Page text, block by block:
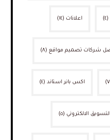
(٤) اعلانات (١٤)
شركات تصميم مواقع (٨)
اكس بانر استاند (٤)
التسويق الالكتروني (٥)